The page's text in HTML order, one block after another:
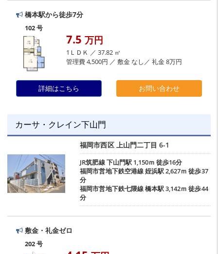
橋本駅から徒歩7分
102 号
7.5 万円
1ＬＤＫ ／ 37.82 ㎡
管理費 4,500円 ／ 敷金 なし／ 礼金 8万円
詳細はこちら お問い合わせ
カーサ・クレイン下山門
福岡市西区 上山門二丁目 6-1
JR筑肥線下山門駅1,150ｍ 徒歩16分
福岡市営地下鉄空港線姪浜駅2,627ｍ 徒歩37
分
福岡市営地下鉄七隈線橋本駅3,142ｍ 徒歩44
分
敷金・礼金ゼロ
202 号